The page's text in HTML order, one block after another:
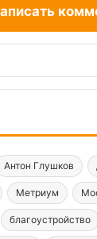
Антон Глушков
Метриум
благоустройство